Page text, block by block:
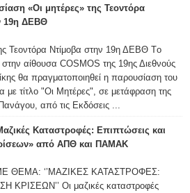
«Οι μητέρες» της Τεοντόρα
19η ΔΕΒΘ
Τεοντόρα Ντίμοβα στην 19η ΔΕΒΘ Tο
αίθουσα COSMOS της 19ης Διεθνούς
θα πραγματοποιηθεί η παρουσίαση του
με τίτλο "Οι Μητέρες", σε μετάφραση της
από τις Εκδόσεις ...
Καταστροφές: Επιπτώσεις και
από ΑΠΘ και ΠΑΜΑΚ
ΘΕΜΑ: ‘’ΜΑΖΙΚΕΣ ΚΑΤΑΣΤΡΟΦΕΣ:
ΚΡΙΣΕΩΝ’’ Οι μαζικές καταστροφές